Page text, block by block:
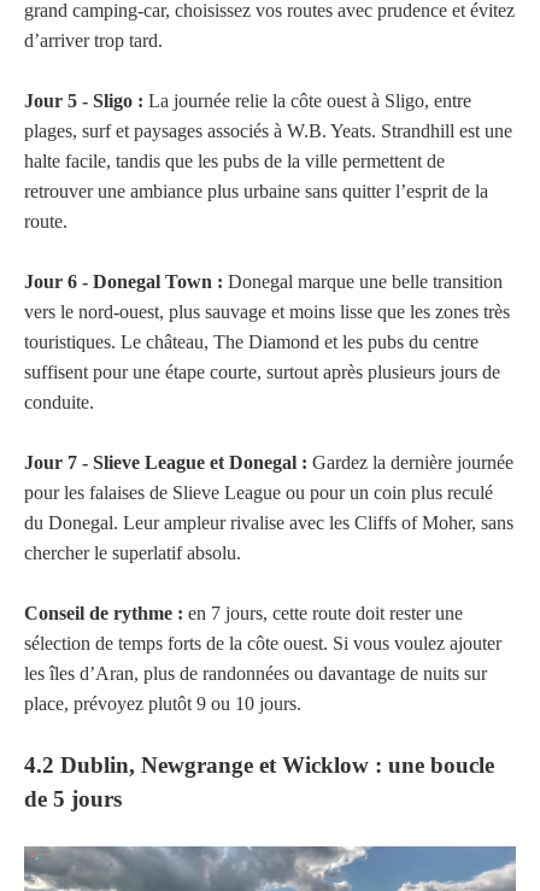
grand camping-car, choisissez vos routes avec prudence et évitez
d’arriver trop tard.
Jour 5 - Sligo : La journée relie la côte ouest à Sligo, entre
plages, surf et paysages associés à W.B. Yeats. Strandhill est une
halte facile, tandis que les pubs de la ville permettent de
retrouver une ambiance plus urbaine sans quitter l’esprit de la
route.
Jour 6 - Donegal Town : Donegal marque une belle transition
vers le nord-ouest, plus sauvage et moins lisse que les zones très
touristiques. Le château, The Diamond et les pubs du centre
suffisent pour une étape courte, surtout après plusieurs jours de
conduite.
Jour 7 - Slieve League et Donegal : Gardez la dernière journée
pour les falaises de Slieve League ou pour un coin plus reculé
du Donegal. Leur ampleur rivalise avec les Cliffs of Moher, sans
chercher le superlatif absolu.
Conseil de rythme : en 7 jours, cette route doit rester une
sélection de temps forts de la côte ouest. Si vous voulez ajouter
les îles d’Aran, plus de randonnées ou davantage de nuits sur
place, prévoyez plutôt 9 ou 10 jours.
4.2 Dublin, Newgrange et Wicklow : une boucle
de 5 jours